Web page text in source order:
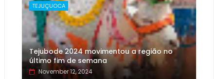
TEJUÇUOCA
Tejubode 2024 movimentou a região no
último fim de semana
November 12, 2024